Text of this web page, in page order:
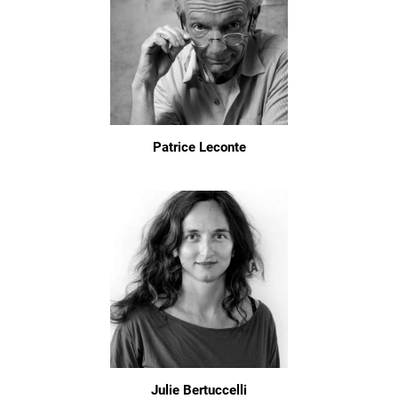
Patrice Leconte
Julie Bertuccelli